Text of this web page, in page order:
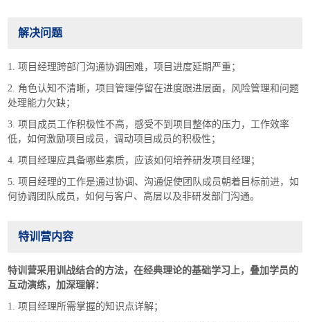
解决问题
1. 项目经理跨部门沟通协调困难，项目进度延期严重；
2. 角色认知不清晰，项目管理停留在进度跟进层面，风险管理和问题
处理能力欠缺；
3. 项目成员工作积极性不高，感受不到项目整体的压力，工作效率
低，如何激励项目成员，调动项目成员的积极性；
4. 项目经理应具备哪些素质，应该如何培养研发项目经理；
5. 项目经理的工作是通过协调、沟通促使团队成员朝着目标前进，如
何协调团队成员，如何与客户、高层以及非研发部门沟通。
特训营内容
特训营采用训战结合的方法，在经典理论的基础学习上，叠加学员的
互动演练，加深理解：
1. 项目经理所需掌握的知识点详解；